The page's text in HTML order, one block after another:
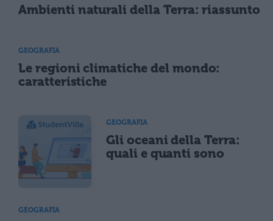
Ambienti naturali della Terra: riassunto
GEOGRAFIA
Le regioni climatiche del mondo:
caratteristiche
GEOGRAFIA
Gli oceani della Terra:
quali e quanti sono
GEOGRAFIA